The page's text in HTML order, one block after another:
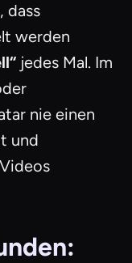
dass
werden
jedes Mal. Im
nie einen
und